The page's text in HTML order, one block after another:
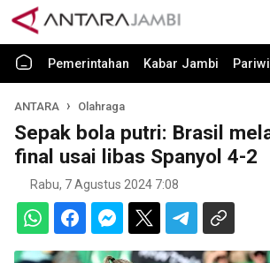
Pemerintahan Kabar Jambi
ANTARA Olahraga
Sepak bola putri: Brasil
final usai libas Spanyol 4-2
Rabu, 7 Agustus 2024 7:08